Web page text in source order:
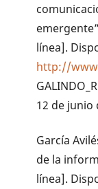
línea].
http://
12 de junio
García
de la
línea].